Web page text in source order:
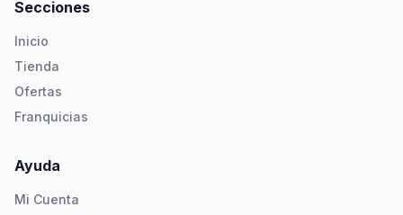
Secciones
Inicio
Tienda
Ofertas
Franquicias
Ayuda
Mi Cuenta